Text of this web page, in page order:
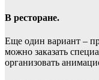
В ресторане.
Еще один вариант –
можно заказать
организовать